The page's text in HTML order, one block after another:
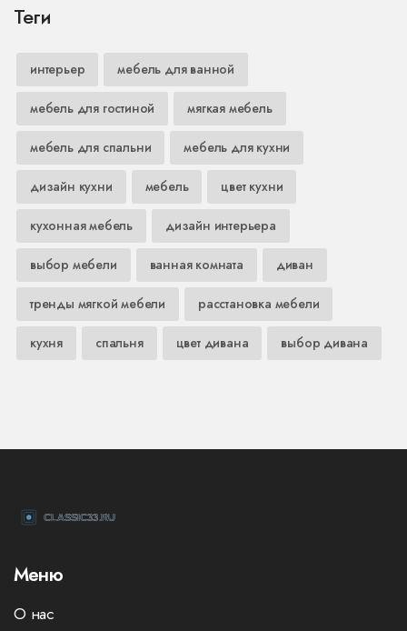
Теги
интерьер мебель для ванной
мебель для гостиной мягкая мебель
мебель для спальни мебель для кухни
дизайн кухни мебель цвет кухни
кухонная мебель дизайн интерьера
выбор мебели ванная комната диван
тренды мягкой мебели расстановка мебели
кухня спальня цвет дивана выбор дивана
Меню
О нас